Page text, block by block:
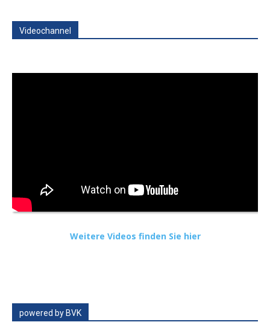
Videochannel
Weitere Videos finden Sie hier
powered by BVK